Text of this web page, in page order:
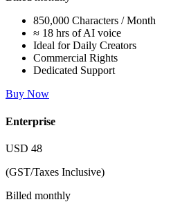
850,000 Characters / Month
≈ 18 hrs of AI voice
Ideal for Daily Creators
Commercial Rights
Dedicated Support
Buy Now
Enterprise
USD 48
(GST/Taxes Inclusive)
Billed monthly